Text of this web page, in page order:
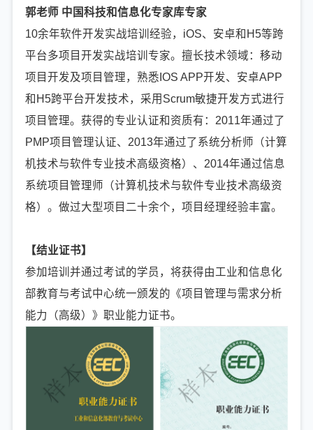
郭老师 中国科技和信息化专家库专家
10余年软件开发实战培训经验，iOS、安卓和H5等跨
平台多项目开发实战培训专家。擅长技术领域：移动
项目开发及项目管理，熟悉IOS APP开发、安卓APP
和H5跨平台开发技术，采用Scrum敏捷开发方式进行
项目管理。获得的专业认证和资质有：2011年通过了
PMP项目管理认证、2013年通过了系统分析师（计算
机技术与软件专业技术高级资格）、2014年通过信息
系统项目管理师（计算机技术与软件专业技术高级资
格）。做过大型项目二十余个，项目经理经验丰富。
【结业证书】
参加培训并通过考试的学员，将获得由工业和信息化
部教育与考试中心统一颁发的《项目管理与需求分析
能力（高级）》职业能力证书。